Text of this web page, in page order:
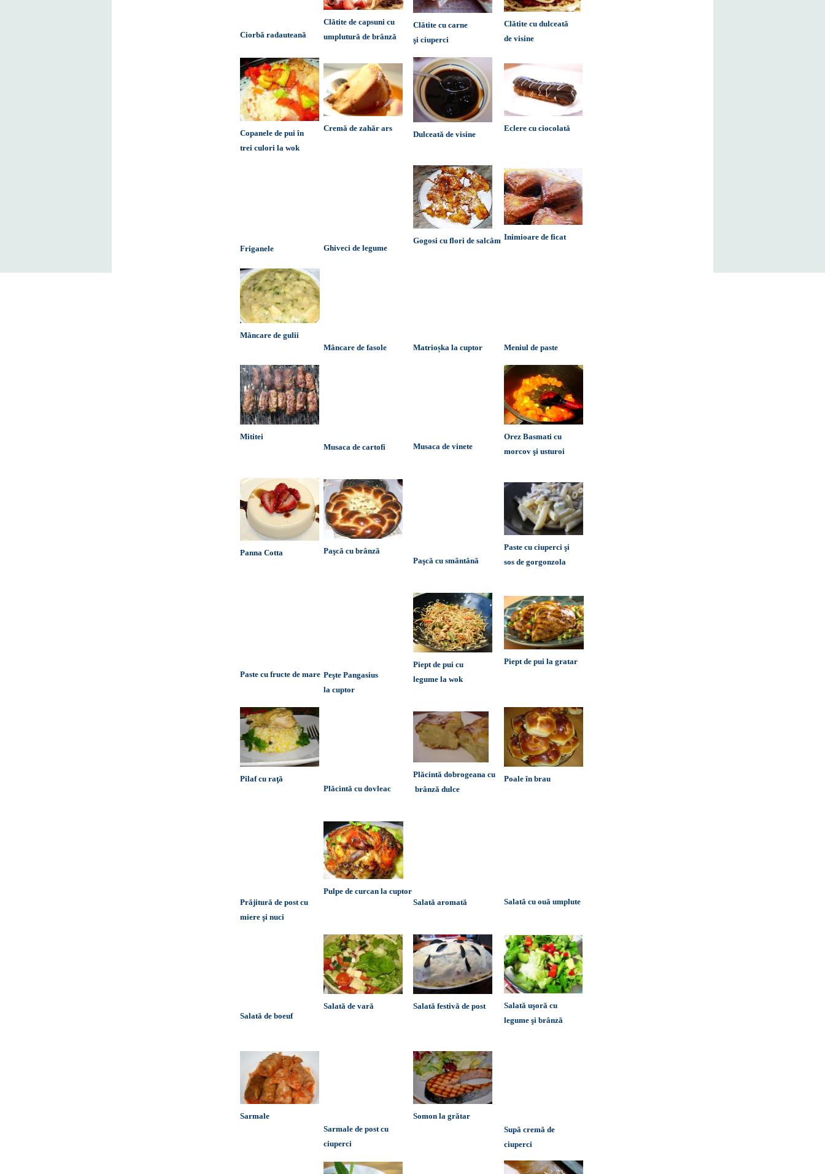
Ciorbă radauteană
Clătite de capsuni cu
umplutură de brânză
Clătite cu carne
şi ciuperci
Clătite cu dulceată
de visine
Copanele de pui în
trei culori la wok
Cremă de zahăr ars
Dulceată de visine
Eclere cu ciocolată
Friganele Ghiveci de legume
Gogosi cu flori de salcâm Inimioare de ficat
Mâncare de gulii
Mâncare de fasole
Matrioșka la cuptor Meniul de paste
Mititei
Musaca de cartofi
Musaca de vinete
Orez Basmati cu
morcov şi usturoi
Panna Cotta
Paşcă cu brânză
Paşcă cu smântână
Paste cu ciuperci şi
sos de gorgonzola
Paste cu fructe de mare Peşte Pangasius
la cuptor
Piept de pui cu
legume la wok
Piept de pui la gratar
Pilaf cu raţă
Plăcintă cu dovleac
Plăcintă dobrogeana cu
brânză dulce
Poale în brau
Prăjitură de post cu
miere şi nuci
Pulpe de curcan la cuptor
Salată aromată
Salată cu ouă umplute
Salată de boeuf
Salată de vară Salată festivă de post
Salată uşoră cu
legume şi brânză
Sarmale
Sarmale de post cu
ciuperci
Somon la grătar
Supă cremă de
ciuperci